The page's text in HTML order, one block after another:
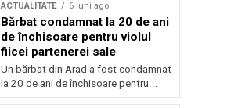
ACTUALITATE 6 luni ago
Bărbat condamnat la 20 de ani
de închisoare pentru violul
fiicei partenerei sale
Un bărbat din Arad a fost condamnat
la 20 de ani de închisoare pentru...